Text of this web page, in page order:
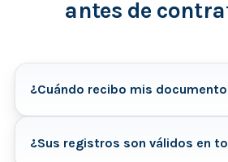
antes de
¿Cuándo recibo mis
¿Sus registros son válidos en